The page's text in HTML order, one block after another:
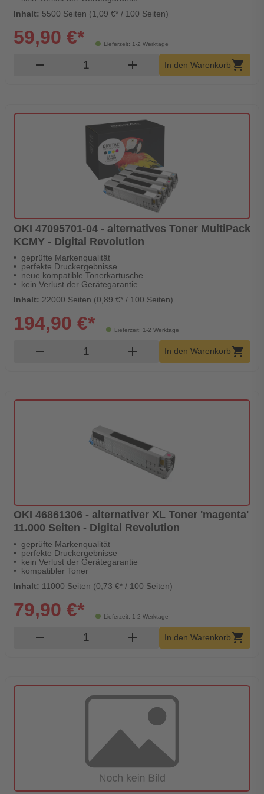
Inhalt: 5500 Seiten (1,09 €* / 100 Seiten)
Lieferzeit: 1-2 Werktage
59,90 €*
remove Produkt Warenkorb Menge
add In den Warenkorbshopping_cart
OKI 47095701-04 - alternatives Toner MultiPack
KCMY - Digital Revolution
geprüfte Markenqualität
perfekte Druckergebnisse
neue kompatible Tonerkartusche
kein Verlust der Gerätegarantie
Inhalt: 22000 Seiten (0,89 €* / 100 Seiten)
Lieferzeit: 1-2 Werktage
194,90 €*
remove Produkt Warenkorb Menge
add In den Warenkorbshopping_cart
OKI 46861306 - alternativer XL Toner 'magenta'
11.000 Seiten - Digital Revolution
geprüfte Markenqualität
perfekte Druckergebnisse
kein Verlust der Gerätegarantie
kompatibler Toner
Inhalt: 11000 Seiten (0,73 €* / 100 Seiten)
Lieferzeit: 1-2 Werktage
79,90 €*
remove Produkt Warenkorb Menge
add In den Warenkorbshopping_cart